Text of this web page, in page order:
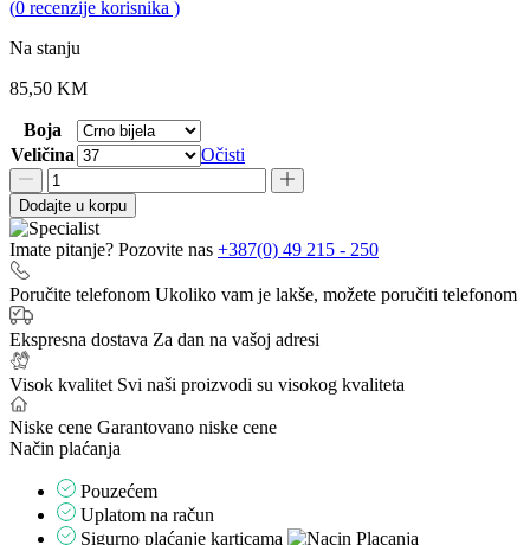
0,0
(0 recenzije korisnika )
Na stanju
85,50 KM
Boja
Veličina
Očisti
CASTELLON
art.
1563600
količina
Dodajte u korpu
Imate pitanje? Pozovite nas +387(0) 49 215 - 250
Poručite telefonom Ukoliko vam je lakše, možete poručiti telefonom
Ekspresna dostava Za dan na vašoj adresi
Visok kvalitet Svi naši proizvodi su visokog kvaliteta
Niske cene Garantovano niske cene
Način plaćanja
Pouzećem
Uplatom na račun
Sigurno plaćanje karticama